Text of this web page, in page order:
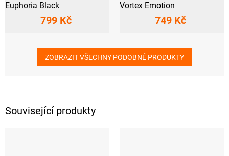
Související produkty
Euphoria Black
799 Kč
Vortex Emotion
749 Kč
ZOBRAZIT VŠECHNY PODOBNÉ PRODUKTY